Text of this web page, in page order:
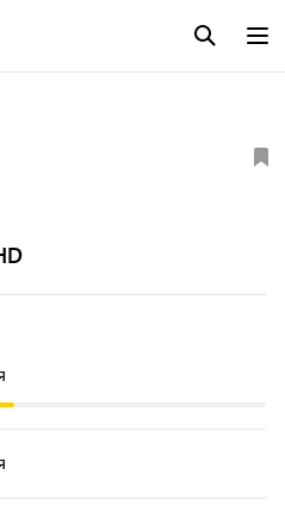
и решает сходить в
ей о своих подозрениях. У
Шматко день рождения.
Суслопарову смастерить для
с новым командиром -